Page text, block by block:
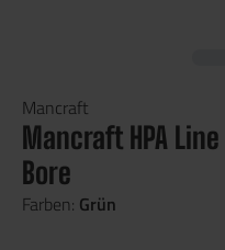
Mancraft
Mancraft HPA
Bore
Farben: Grün